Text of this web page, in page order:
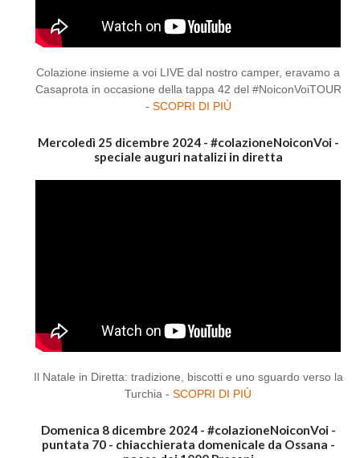
Colazione insieme a voi LIVE dal nostro camper, eravamo a
Casaprota in occasione della tappa 42 del #NoiconVoiTOUR
- SCOPRI DI PIÙ
Mercoledì 25 dicembre 2024 - #colazioneNoiconVoi -
speciale auguri natalizi in diretta
Il Natale in Diretta: tradizione, biscotti e uno sguardo verso la
Turchia - SCOPRI DI PIÙ
Domenica 8 dicembre 2024 - #colazioneNoiconVoi -
puntata 70 - chiacchierata domenicale da Ossana -